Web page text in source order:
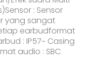
: Sensor
yang sangat
earbudformat
: IP57~ Casing
audio : SBC